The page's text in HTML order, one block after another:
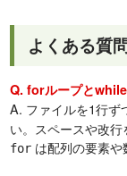
よくある質
Q. forループと
A. ファイルを1行
い。スペースや改行
for は配列の要素や